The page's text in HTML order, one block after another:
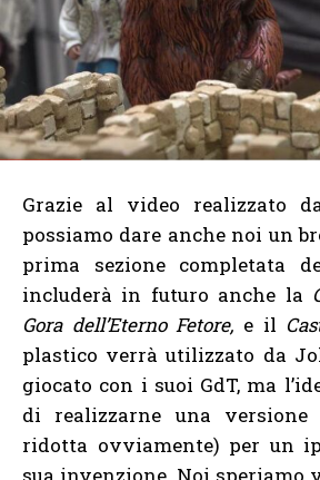
Grazie al video realizzato
possiamo dare anche noi un
prima sezione completata
includerà in futuro anche la
Gora dell’Eterno Fetore, e il
plastico verrà utilizzato da
giocato con i suoi GdT, ma
di realizzarne una
ridotta ovviamente) per un